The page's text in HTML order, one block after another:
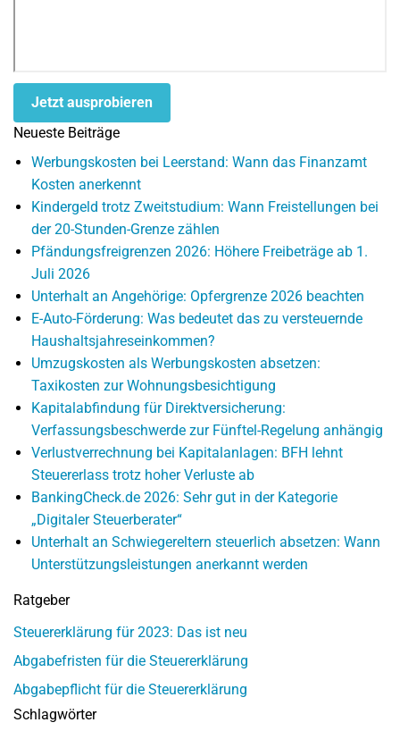
Jetzt ausprobieren
Neueste Beiträge
Werbungskosten bei Leerstand: Wann das Finanzamt
Kosten anerkennt
Kindergeld trotz Zweitstudium: Wann Freistellungen bei
der 20-Stunden-Grenze zählen
Pfändungsfreigrenzen 2026: Höhere Freibeträge ab 1.
Juli 2026
Unterhalt an Angehörige: Opfergrenze 2026 beachten
E-Auto-Förderung: Was bedeutet das zu versteuernde
Haushaltsjahreseinkommen?
Umzugskosten als Werbungskosten absetzen:
Taxikosten zur Wohnungsbesichtigung
Kapitalabfindung für Direktversicherung:
Verfassungsbeschwerde zur Fünftel-Regelung anhängig
Verlustverrechnung bei Kapitalanlagen: BFH lehnt
Steuererlass trotz hoher Verluste ab
BankingCheck.de 2026: Sehr gut in der Kategorie
„Digitaler Steuerberater“
Unterhalt an Schwiegereltern steuerlich absetzen: Wann
Unterstützungsleistungen anerkannt werden
Ratgeber
Steuererklärung für 2023: Das ist neu
Abgabefristen für die Steuererklärung
Abgabepflicht für die Steuererklärung
Schlagwörter